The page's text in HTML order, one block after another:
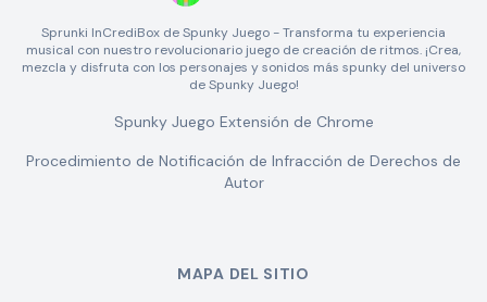
Sprunki InCrediBox de Spunky Juego - Transforma tu experiencia
musical con nuestro revolucionario juego de creación de ritmos. ¡Crea,
mezcla y disfruta con los personajes y sonidos más spunky del universo
de Spunky Juego!
Spunky Juego Extensión de Chrome
Procedimiento de Notificación de Infracción de Derechos de
Autor
MAPA DEL SITIO